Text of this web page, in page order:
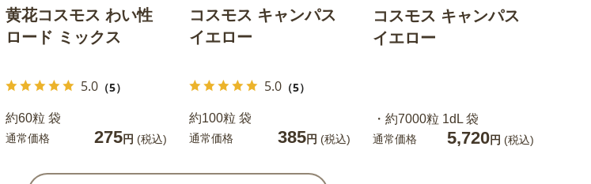
黄花コスモス わい性
ロード ミックス
5.0 （5）
約60粒 袋
通常価格 275円 (税込)
コスモス キャンパス
イエロー
5.0 （5）
約100粒 袋
通常価格 385円 (税込)
コスモス キャンパス
イエロー
・約7000粒 1dL 袋
通常価格 5,720円 (税込)